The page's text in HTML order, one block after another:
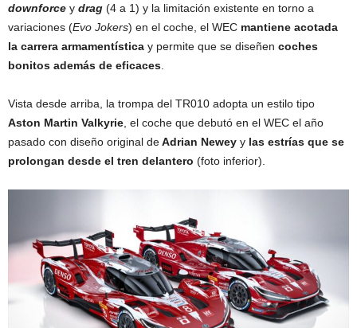
downforce y drag (4 a 1) y la limitación existente en torno a
variaciones (Evo Jokers) en el coche, el WEC mantiene acotada
la carrera armamentística y permite que se diseñen coches
bonitos además de eficaces
Vista desde arriba, la trompa del TR010 adopta un estilo tipo
Aston Martin Valkyrie , el coche que debutó en el WEC el año
pasado con diseño original deAdrian Newey y las estrías que se
prolongan desde el tren delantero (foto inferior).